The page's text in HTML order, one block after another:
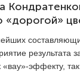
«дорогой»
результата
эффекту, так